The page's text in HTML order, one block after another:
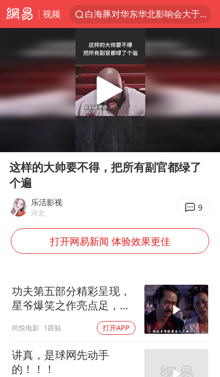
视频
白海豚对华东华北影响会大于巴威
以拒绝“和平委员会”的加沙和平计划
浙江省甬江发生2026年第1号洪水
全球最大级别运输船通过长江大桥
白海豚北上或致京津冀暴雨
香港刷新1884年以来最高气温纪录
猫咪过火把节被抹成黑猫
宝妈给四胞胎取名平安喜乐
暴雨预报为何有时感觉不准
总书记点赞的非遗苗绣焕发新生机
Play
这样的大帅要不得，把所有副官都绿了
个遍
乐活影视
河北 9
打开网易新闻 体验效果更佳
功夫第五部分精彩呈现，
星爷爆笑之作亮点足，艺
尚悦电影 1跟贴 打开APP
讲真，是球网先动手
的！！！